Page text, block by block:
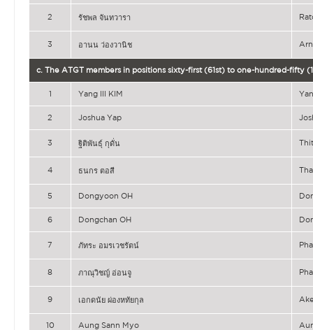
2 รัชพล จันทวารา
3 อานน ว่องวานิช
c. The ATGT members in positions sixty-first (61st) to one-hundred-fifty
1 Yang Ill KIM
2 Joshua Yap
3 ฐิติพันธุ์ กุดั่น
4 ธนกร ตอสี
5 Dongyoon OH
6 Dongchan OH
7 ภัทระ อมรเวชรัตน์
8 ภาณุวิชญ์ อ่อนจู
9 เอกดนัย ผ่องหทัยกุล
10 Aung Sann Myo